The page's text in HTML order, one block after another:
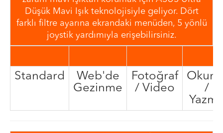
Düşük Mavi Işık teknolojisiyle geliyor. Dört
farklı filtre ayarına ekrandaki menüden, 5 yönlü
joystik yardımıyla erişebilirsiniz.
Standard
Web'de
Gezinme
Fotoğraf
/ Video
/